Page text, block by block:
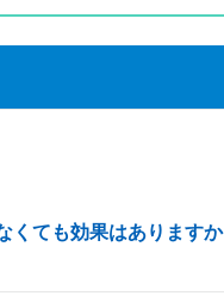
くても効果はありますか